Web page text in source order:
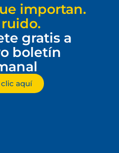
importan.
gratis a
boletín
clic aquí